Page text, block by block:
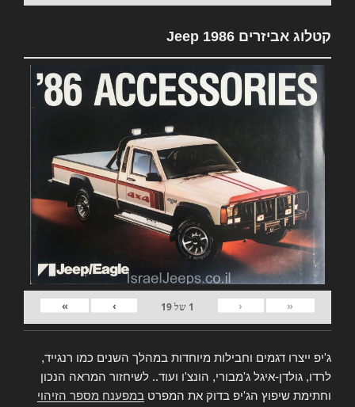
קטלוג אביזרים Jeep 1986
«
‹
1 של19
›
»
ג'יפ ייצרו דגמים וחבילות מיוחדות במהלך השנים כמו רנגייד,
לרדו, גולדן-איגל ג'מבורי, הונצ'ו ועוד.. לשיחזור המראה הנכון
וחתימת שיפוץ הג'יפ בדוק את המפרט במפענח מספר הזיהוי